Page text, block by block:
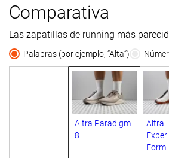
Comparativa
Las zapatillas de running más
Palabras (por ejemplo, “Alta”)
Altra Paradigm
8
Altra
Form